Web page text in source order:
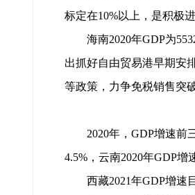
标定在10%以上，是积极
海南2020年GDP为
出抓好自由贸易港早期安
等政策，力争免税销售突
2020年，GDP增速前
4.5%，云南2020年GDP增
西藏2021年GDP增速